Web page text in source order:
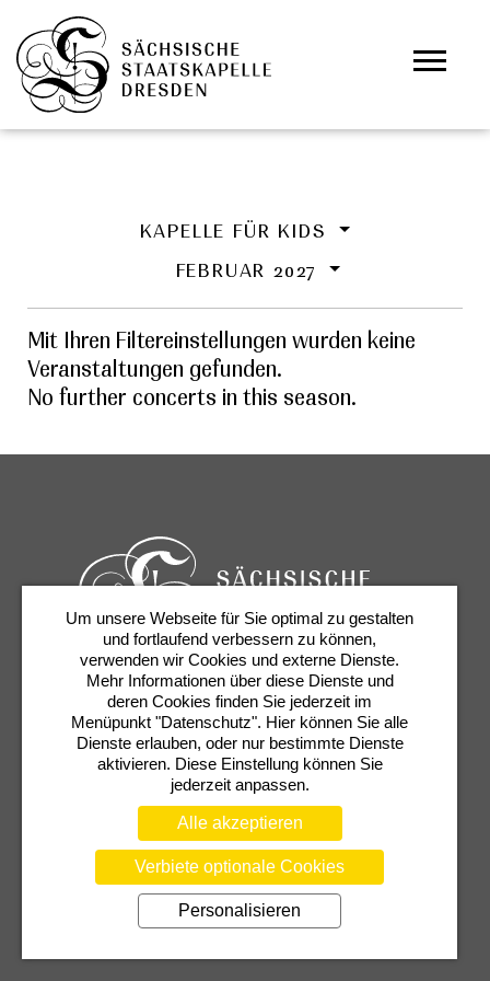
Zum Hauptinhalt springen
KAPELLE FÜR KIDS
FEBRUAR 2027
Mit Ihren Filtereinstellungen wurden keine
Veranstaltungen gefunden.
No further concerts in this season.
Karten & Services Newsletter
Kontakt
Presse
Shop Semperoper
AGB
DATENSCHUTZERKLÄRUNG
BARRIEREFREIHEIT
COOKIEEINSTELLUNGEN
Cookie-Einstellungen
Um unsere Webseite für Sie optimal zu gestalten
und fortlaufend verbessern zu können,
verwenden wir Cookies und externe Dienste.
Mehr Informationen über diese Dienste und
deren Cookies finden Sie jederzeit im
Menüpunkt "Datenschutz". Hier können Sie alle
Dienste erlauben, oder nur bestimmte Dienste
aktivieren. Diese Einstellung können Sie
jederzeit anpassen.
Alle akzeptieren
Verbiete optionale Cookies
Personalisieren